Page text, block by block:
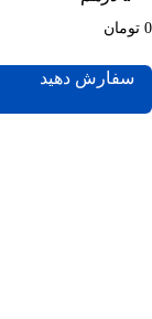
0 تومان
سفارش دهید